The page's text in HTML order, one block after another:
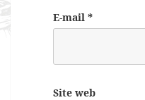
E-mail *
Site web